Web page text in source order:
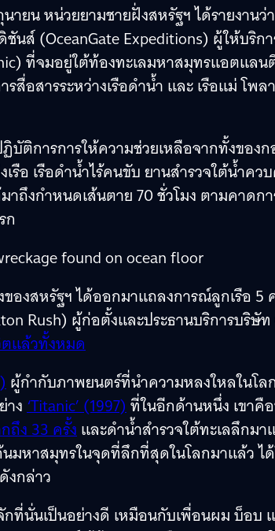
ายน หน่วยยามชายฝั่งสหรัฐฯ ได้รายงาน
นส์ (OceanGate Expeditions) ผู้ให้บริก
ที่จมอยู่ใต้ท้องทะเลมหาสมุทรแอตแล
อสารระหว่างเรือดำน้ำ และ เรือแม่ โพ
ติการการให้ความช่วยเหลือจากทั้งของก
รือ เรือดำน้ำไร้คนขับ ยานสำรวจใต้น้ำคว
าถึงกำหนดเส้นตาย 70 ชั่วโมง ตามคาด
ก
องสหรัฐฯ ได้ออกมาแถลงการณ์ลูกเรือ 5
Rush) ผู้ก่อตั้งและประธานบริการบริษัท
ตแล้วทั้งหมด
ผู้กำกับภาพยนตร์ที่นำความหลงใหลในโล
ง‘Titanic’ (1997)ที่ในอีกด้านหนึ่ง เขาคื
ถึง 33 ครั้งและดำน้ำสำรวจใต้ทะเลลึกม
นมหาสมุทรในจุดที่ลึกที่สุดในโลกมาแล้ว
งกล่าว
กที่นั่นเป็นอย่างดี เหมือนกับเพื่อนผม บ็อบ